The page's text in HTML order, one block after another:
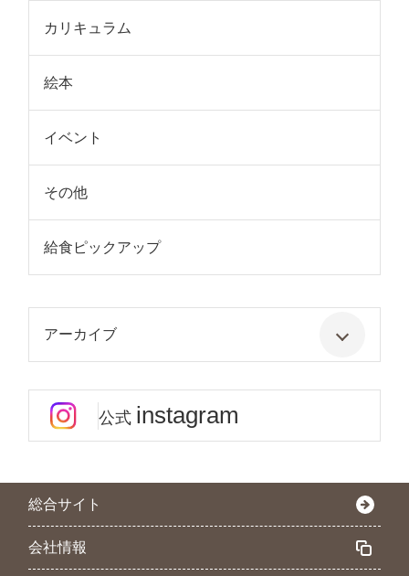
カリキュラム
絵本
イベント
その他
給食ピックアップ
アーカイブ
公式 instagram
総合サイト
会社情報